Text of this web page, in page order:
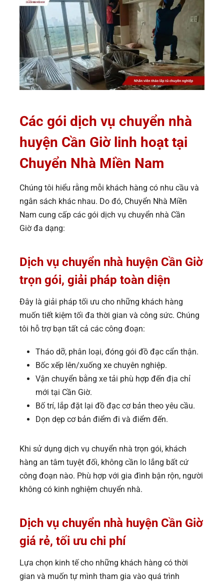
Các gói dịch vụ chuyển nhà
huyện Cần Giờ linh hoạt tại
Chuyển Nhà Miền Nam
Chúng tôi hiểu rằng mỗi khách hàng có nhu cầu và
ngân sách khác nhau. Do đó, Chuyển Nhà Miền
Nam cung cấp các gói dịch vụ chuyển nhà Cần
Giờ đa dạng:
Dịch vụ chuyển nhà huyện Cần Giờ
trọn gói, giải pháp toàn diện
Đây là giải pháp tối ưu cho những khách hàng
muốn tiết kiệm tối đa thời gian và công sức. Chúng
tôi hỗ trợ bạn tất cả các công đoạn:
Tháo dỡ, phân loại, đóng gói đồ đạc cẩn thận.
Bốc xếp lên/xuống xe chuyên nghiệp.
Vận chuyển bằng xe tải phù hợp đến địa chỉ
mới tại Cần Giờ.
Bố trí, lắp đặt lại đồ đạc cơ bản theo yêu cầu.
Dọn dẹp cơ bản điểm đi và điểm đến.
Khi sử dụng dịch vụ chuyển nhà trọn gói, khách
hàng an tâm tuyệt đối, không cần lo lắng bất cứ
công đoạn nào. Phù hợp với gia đình bận rộn, người
không có kinh nghiệm chuyển nhà.
Dịch vụ chuyển nhà huyện Cần Giờ
giá rẻ, tối ưu chi phí
Lựa chọn kinh tế cho những khách hàng có thời
gian và muốn tự mình tham gia vào quá trình